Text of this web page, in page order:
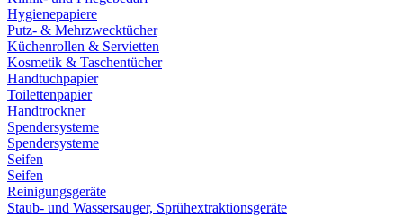
Hygienepapiere
Putz- & Mehrzwecktücher
Küchenrollen & Servietten
Kosmetik & Taschentücher
Handtuchpapier
Toilettenpapier
Handtrockner
Spendersysteme
Spendersysteme
Seifen
Seifen
Reinigungsgeräte
Staub- und Wassersauger, Sprühextraktionsgeräte